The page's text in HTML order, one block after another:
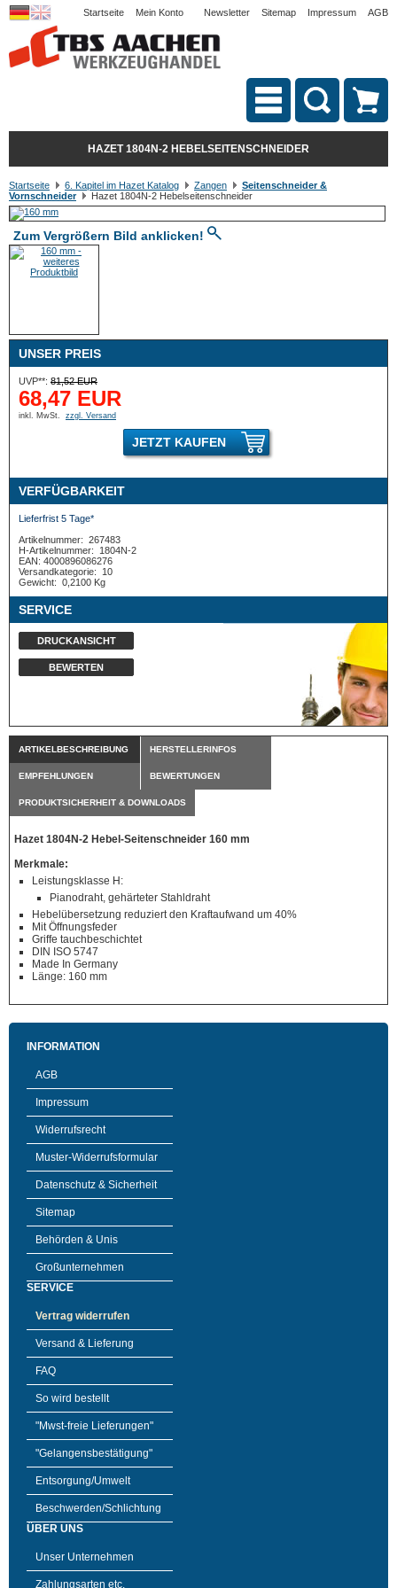
Startseite Mein Konto Newsletter Sitemap Impressum AGB
HAZET 1804N-2 HEBELSEITENSCHNEIDER
Startseite 6. Kapitel im Hazet Katalog Zangen
Seitenschneider &
Vornschneider
Hazet 1804N-2 Hebelseitenschneider
Zum Vergrößern Bild anklicken!
UNSER PREIS
UVP**: 81,52 EUR
68,47 EUR
inkl. MwSt. zzgl. Versand
JETZT KAUFEN
VERFÜGBARKEIT
Lieferfrist 5 Tage*
Artikelnummer: 267483
H-Artikelnummer:
1804N-2
EAN: 4000896086276
Versandkategorie:
10
Gewicht: 0,2100 Kg
SERVICE
DRUCKANSICHT
BEWERTEN
ARTIKELBESCHREIBUNG HERSTELLERINFOS
EMPFEHLUNGEN BEWERTUNGEN
PRODUKTSICHERHEIT & DOWNLOADS
Hazet 1804N-2 Hebel-Seitenschneider 160 mm
Merkmale:
Leistungsklasse H:
Pianodraht, gehärteter Stahldraht
Hebelübersetzung reduziert den Kraftaufwand um 40%
Mit Öffnungsfeder
Griffe tauchbeschichtet
DIN ISO 5747
Made In Germany
Länge: 160 mm
INFORMATION
AGB
Impressum
Widerrufsrecht
Muster-Widerrufsformular
Datenschutz & Sicherheit
Sitemap
Behörden & Unis
Großunternehmen
SERVICE
Vertrag widerrufen
Versand & Lieferung
FAQ
So wird bestellt
"Mwst-freie Lieferungen"
"Gelangensbestätigung"
Entsorgung/Umwelt
Beschwerden/Schlichtung
ÜBER UNS
Unser Unternehmen
Zahlungsarten etc.